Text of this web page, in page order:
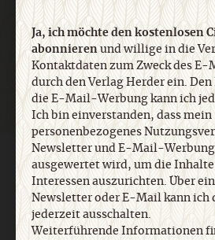
AGB und Widerrufsbelehrung
Impressum
Vertrag widerrufen
Ja, ich möchte den kostenlosen
abonnierenund willige in die
Kontaktdaten zum Zweck des
durch den Verlag Herder ein.
die E-Mail-Werbung kann ich
Ich bin einverstanden, dass mein
personenbezogenes
Newsletter und E-Mail-
ausgewertet wird, um die Inhalte
Interessen auszurichten. Über
Newsletter oder E-Mail kann ich
jederzeit ausschalten.
Weiterführende Informationen